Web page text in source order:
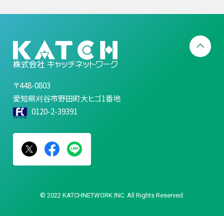
〒448-0803
愛知県刈谷市野田町大ヒゴ1番地
0120-2-39391
© 2022 KATCHNETWORK INC. All Rights Reserved.